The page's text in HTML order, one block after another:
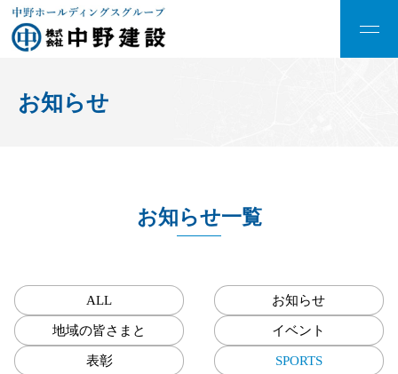
お知らせ
お知らせ一覧
ALL お知らせ
地域の皆さまと イベント
表彰 SPORTS